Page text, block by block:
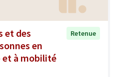
et des
en
et à mobilité
Retenue